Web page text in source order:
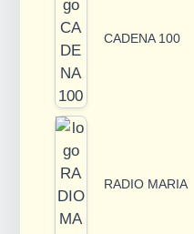
CADENA 100
RADIO MARIA